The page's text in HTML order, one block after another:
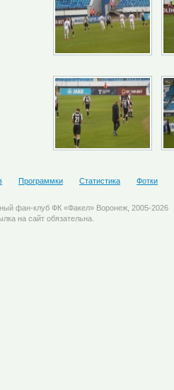
Программки Статистика Фотки
фан-клуб ФК «Факел» Воронеж, 2005-2026
на сайт обязательна.